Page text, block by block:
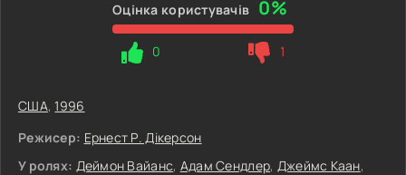
Оцінка користувачів 0%
0 1
США,1996
Режисер: Ернест Р. Дікерсон
У ролях: Деймон Вайанс, Адам Сендлер, Джеймс Каан,